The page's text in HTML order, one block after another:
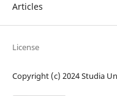
Articles
License
Copyright (c) 2024 Studia